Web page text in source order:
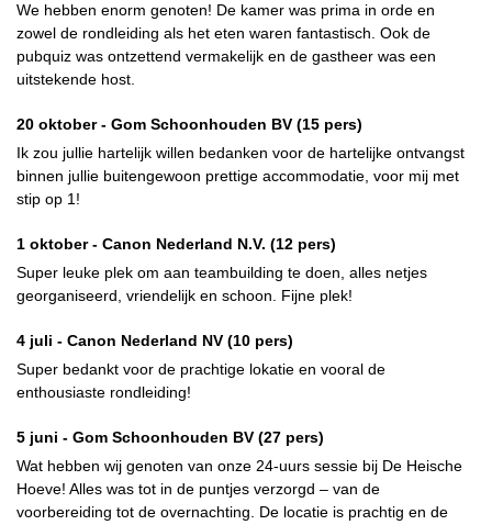
We hebben enorm genoten! De kamer was prima in orde en
zowel de rondleiding als het eten waren fantastisch. Ook de
pubquiz was ontzettend vermakelijk en de gastheer was een
uitstekende host.
20 oktober - Gom Schoonhouden BV (15 pers)
Ik zou jullie hartelijk willen bedanken voor de hartelijke ontvangst
binnen jullie buitengewoon prettige accommodatie, voor mij met
stip op 1!
1 oktober - Canon Nederland N.V. (12 pers)
Super leuke plek om aan teambuilding te doen, alles netjes
georganiseerd, vriendelijk en schoon. Fijne plek!
4 juli - Canon Nederland NV (10 pers)
Super bedankt voor de prachtige lokatie en vooral de
enthousiaste rondleiding!
5 juni - Gom Schoonhouden BV (27 pers)
Wat hebben wij genoten van onze 24-uurs sessie bij De Heische
Hoeve! Alles was tot in de puntjes verzorgd – van de
voorbereiding tot de overnachting. De locatie is prachtig en de